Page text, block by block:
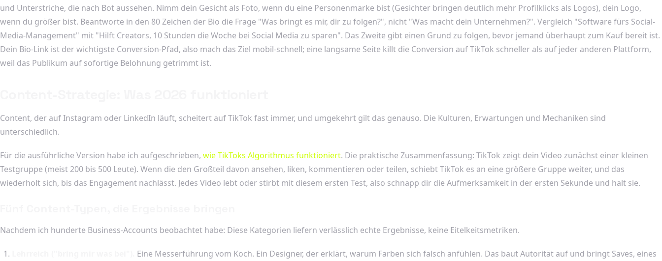
und Unterstriche, die nach Bot aussehen. Nimm dein Gesicht als Foto, wenn du eine Personenmarke bist (Gesichter bringen deutlich mehr Profilklicks als Logos), dein Logo,
wenn du größer bist. Beantworte in den 80 Zeichen der Bio die Frage "Was bringt es mir, dir zu folgen?", nicht "Was macht dein Unternehmen?". Vergleich "Software fürs Social-
Media-Management" mit "Hilft Creators, 10 Stunden die Woche bei Social Media zu sparen". Das Zweite gibt einen Grund zu folgen, bevor jemand überhaupt zum Kauf bereit ist.
Dein Bio-Link ist der wichtigste Conversion-Pfad, also mach das Ziel mobil-schnell; eine langsame Seite killt die Conversion auf TikTok schneller als auf jeder anderen Plattform,
weil das Publikum auf sofortige Belohnung getrimmt ist.
Content, der auf Instagram oder LinkedIn läuft, scheitert auf TikTok fast immer, und umgekehrt gilt das genauso. Die Kulturen, Erwartungen und Mechaniken sind
unterschiedlich.
Für die ausführliche Version habe ich aufgeschrieben, wie TikToks Algorithmus funktioniert. Die praktische Zusammenfassung: TikTok zeigt dein Video zunächst einer kleinen
Testgruppe (meist 200 bis 500 Leute). Wenn die den Großteil davon ansehen, liken, kommentieren oder teilen, schiebt TikTok es an eine größere Gruppe weiter, und das
wiederholt sich, bis das Engagement nachlässt. Jedes Video lebt oder stirbt mit diesem ersten Test, also schnapp dir die Aufmerksamkeit in der ersten Sekunde und halt sie.
Nachdem ich hunderte Business-Accounts beobachtet habe: Diese Kategorien liefern verlässlich echte Ergebnisse, keine Eitelkeitsmetriken.
Eine Messerführung vom Koch. Ein Designer, der erklärt, warum Farben sich falsch anfühlen. Das baut Autorität auf und bringt Saves, eines